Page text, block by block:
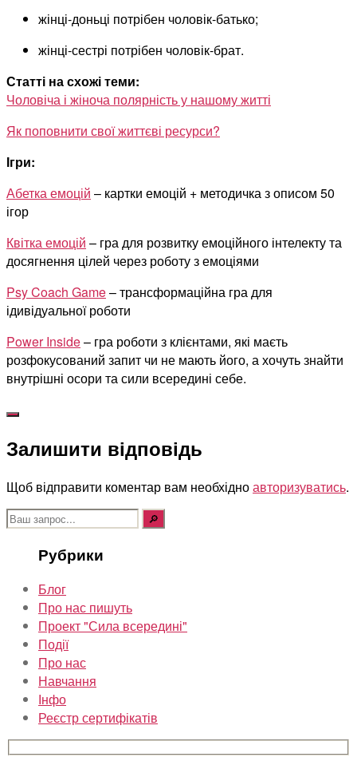
жінці-доньці потрібен чоловік-батько;
жінці-сестрі потрібен чоловік-брат.
Статті на схожі теми:
Чоловіча і жіноча полярність у нашому житті
Як поповнити свої життєві ресурси?
Ігри:
Абетка емоцій – картки емоцій + методичка з описом 50
ігор
Квітка емоцій – гра для розвитку емоційного інтелекту та
досягнення цілей через роботу з емоціями
Psy Coach Game– трансформаційна гра для
ідивідуальної роботи
Power Inside– гра роботи з клієнтами, які маєть
розфокусований запит чи не мають його, а хочуть знайти
внутрішні осори та сили всередині себе.
Залишити відповідь
Щоб відправити коментар вам необхідноавторизуватись.
Шукати:
Рубрики
Блог
Про нас пишуть
Проект "Сила всередині"
Події
Про нас
Навчання
Інфо
Реєстр сертифікатів